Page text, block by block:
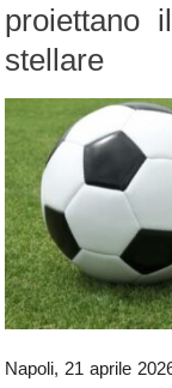
proiettano
stellare
Napoli, 21 aprile